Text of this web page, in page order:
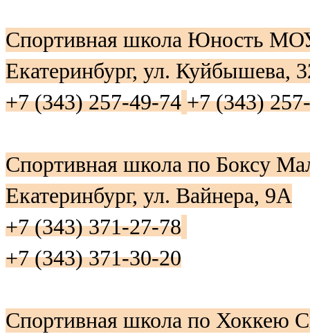
Спортивная школа Юность
Екатеринбург, ул. Куйбышева,
+7 (343) 257-49-74 +7 (343)
Спортивная школа по Боксу
Екатеринбург, ул. Вайнера, 9А
+7 (343) 371-27-78
+7 (343) 371-30-20
Спортивная школа по Хоккею